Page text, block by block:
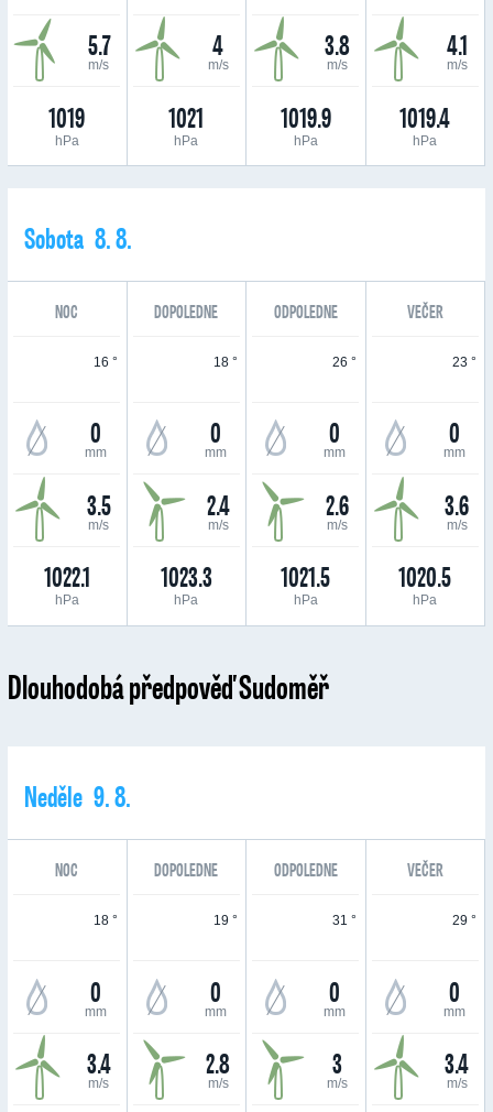
5.7
m/s
1019
hPa
4
m/s
1021
hPa
3.8
m/s
1019.9
hPa
4.1
m/s
1019.4
hPa
Sobota 8. 8.
NOC DOPOLEDNE ODPOLEDNE VEČER
16 °
0
mm
3.5
m/s
1022.1
hPa
18 °
0
mm
2.4
m/s
1023.3
hPa
26 °
0
mm
2.6
m/s
1021.5
hPa
23 °
0
mm
3.6
m/s
1020.5
hPa
Dlouhodobá předpověď Sudoměř
Neděle 9. 8.
NOC DOPOLEDNE ODPOLEDNE VEČER
18 °
0
mm
3.4
m/s
19 °
0
mm
2.8
m/s
31 °
0
mm
3
m/s
29 °
0
mm
3.4
m/s